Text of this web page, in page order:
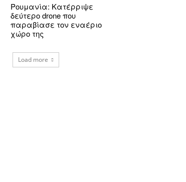
Ρουμανία: Κατέρριψε
δεύτερο drone που
παραβίασε τον εναέριο
χώρο της
Load more